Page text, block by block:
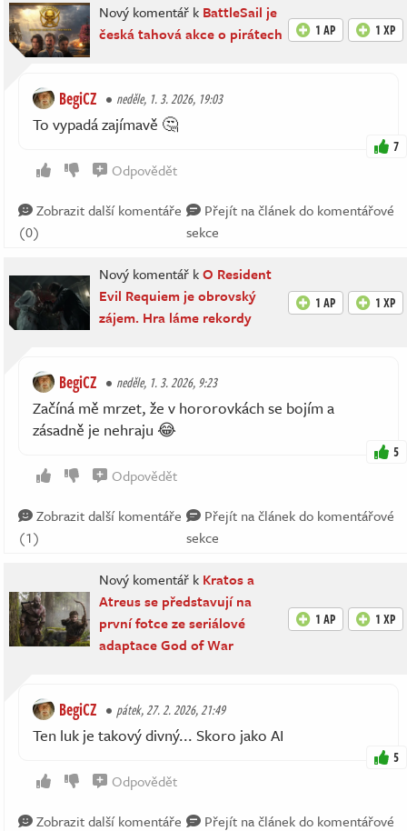
Nový komentář k BattleSail je
česká tahová akce o pirátech
1 AP 1 XP
BegiCZ neděle, 1. 3. 2026, 19:03
To vypadá zajímavě 🤔
7
Odpovědět
Zobrazit další komentáře
(0)
Přejít na článek do komentářové
sekce
Nový komentář kO Resident
Evil Requiem je obrovský
zájem. Hra láme rekordy
1 AP 1 XP
BegiCZ neděle, 1. 3. 2026, 9:23
Začíná mě mrzet, že v hororovkách se bojím a
zásadně je nehraju 😂
5
Odpovědět
Zobrazit další komentáře
(1)
Přejít na článek do komentářové
sekce
Nový komentář k Kratos a
Atreus se představují na
první fotce ze seriálové
adaptace God of War
1 AP 1 XP
BegiCZ pátek, 27. 2. 2026, 21:49
Ten luk je takový divný... Skoro jako AI
5
Odpovědět
Zobrazit další komentáře
Přejít na článek do komentářové